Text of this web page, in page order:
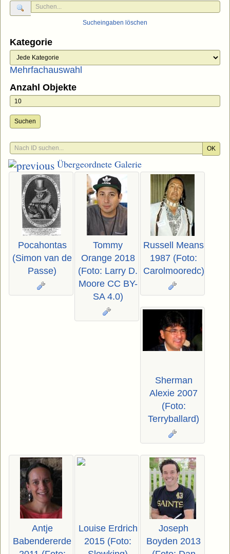
Sucheingaben löschen
Kategorie
Mehrfachauswahl
Anzahl Objekte
Suchen
OK
Übergeordnete Galerie
Pocahontas
(Simon van de
Passe)
Tommy
Orange 2018
(Foto: Larry D.
Moore CC BY-
SA 4.0)
Russell Means
1987 (Foto:
Carolmooredc)
Sherman
Alexie 2007
(Foto:
Terryballard)
Antje
Babendererde
Louise Erdrich
2015 (Foto:
Joseph
Boyden 2013